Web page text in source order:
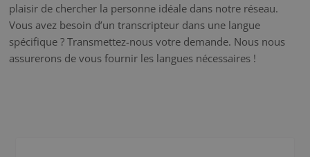
plaisir de chercher la personne idéale dans notre réseau.
Vous avez besoin d’un transcripteur dans une langue
spécifique ? Transmettez-nous votre demande. Nous nous
assurerons de vous fournir les langues nécessaires !